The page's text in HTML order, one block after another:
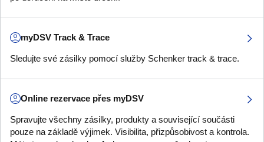
myDSV Track & Trace
Sledujte své zásilky pomocí služby Schenker track & trace.
Online rezervace přes myDSV
Spravujte všechny zásilky, produkty a související součásti
pouze na základě výjimek. Visibilita, přizpůsobivost a kontrola.